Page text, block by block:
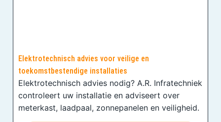
Elektrotechnisch advies voor veilige en
toekomstbestendige installaties
Elektrotechnisch advies nodig? A.R. Infratechniek
controleert uw installatie en adviseert over
meterkast, laadpaal, zonnepanelen en veiligheid.